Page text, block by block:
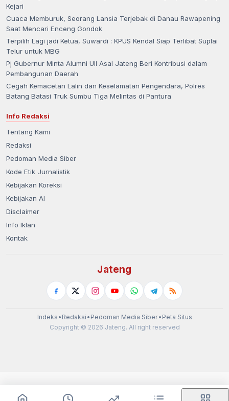
Kejari
Cuaca Memburuk, Seorang Lansia Terjebak di Danau Rawapening
Saat Mencari Enceng Gondok
Terpilih Lagi jadi Ketua, Suwardi : KPUS Kendal Siap Terlibat Suplai
Telur untuk MBG
Pj Gubernur Minta Alumni UII Asal Jateng Beri Kontribusi dalam
Pembangunan Daerah
Cegah Kemacetan Lalin dan Keselamatan Pengendara, Polres
Batang Batasi Truk Sumbu Tiga Melintas di Pantura
Info Redaksi
Tentang Kami
Redaksi
Pedoman Media Siber
Kode Etik Jurnalistik
Kebijakan Koreksi
Kebijakan AI
Disclaimer
Info Iklan
Kontak
Jateng
Indeks • Redaksi • Pedoman Media Siber• Peta Situs
Copyright © 2026 Jateng. All right reserved